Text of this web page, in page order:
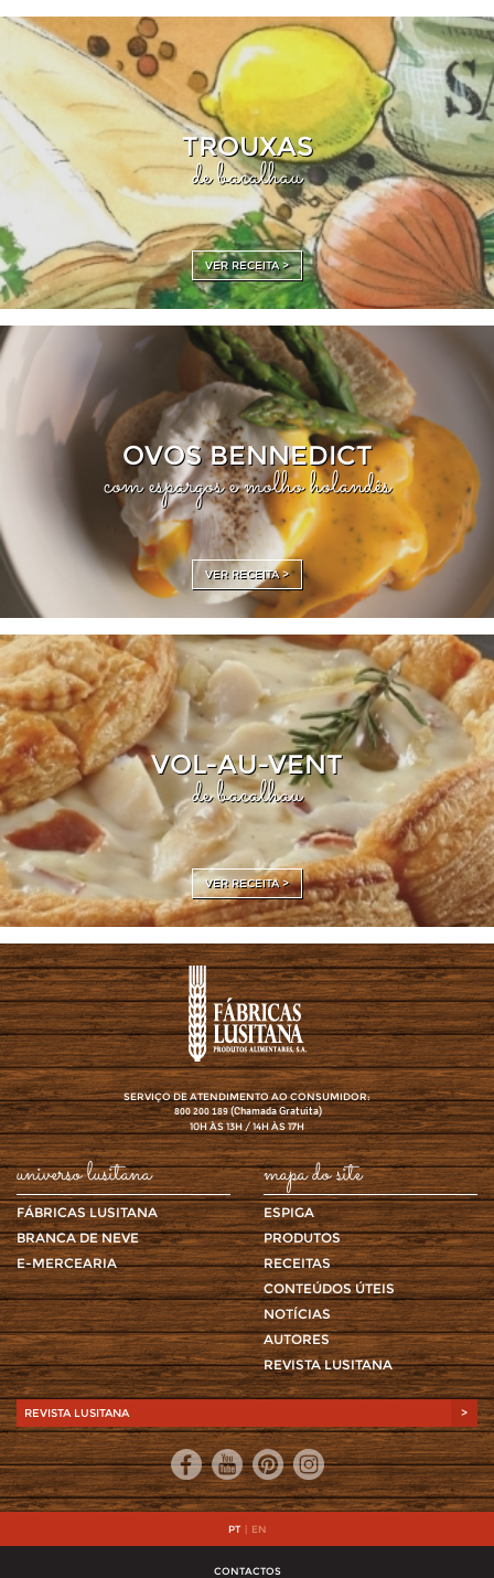
TROUXAS
de bacalhau
VER RECEITA >
OVOS BENNEDICT
com espargos e molho holandês
VER RECEITA >
VOL-AU-VENT
de bacalhau
VER RECEITA >
SERVIÇO DE ATENDIMENTO AO CONSUMIDOR:
800 200 189(Chamada Gratuita)
10H ÀS 13H / 14H ÀS 17H
universo lusitana
FÁBRICAS LUSITANA
BRANCA DE NEVE
E-MERCEARIA
mapa do site
ESPIGA
PRODUTOS
RECEITAS
CONTEÚDOS ÚTEIS
NOTÍCIAS
AUTORES
REVISTA LUSITANA
REVISTA LUSITANA >
PT | EN
CONTACTOS